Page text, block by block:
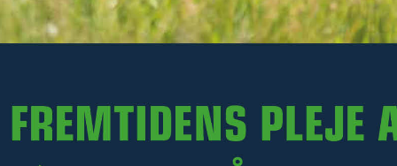
Varenr. R36-BH600.008